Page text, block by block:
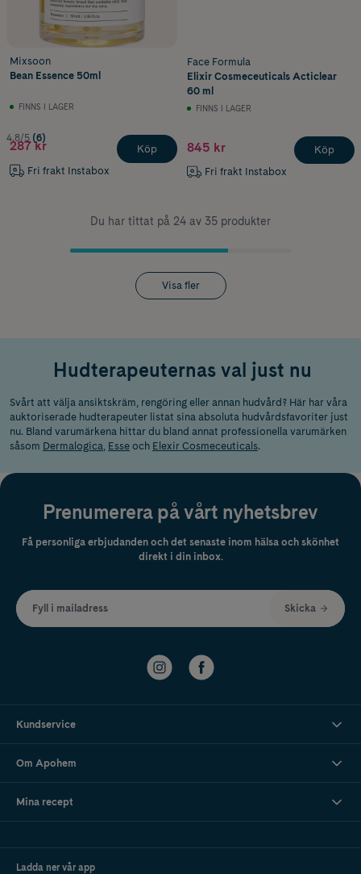
Mixsoon
Bean Essence 50ml
FINNS I LAGER
4.8/5 (6)
287 kr
Fri frakt Instabox
Köp
Face Formula
Elixir Cosmeceuticals Acticlear
60 ml
FINNS I LAGER
845 kr
Fri frakt Instabox
Köp
Du har tittat på 24 av 35 produkter
Visa fler
Hudterapeuternas val just nu
Svårt att välja ansiktskräm, rengöring eller annan hudvård? Här har våra
auktoriserade hudterapeuter listat sina absoluta hudvårdsfavoriter just
nu. Bland varumärkena hittar du bland annat professionella varumärken
såsom Dermalogica Esse och Elexir Cosmeceuticals.
Prenumerera på vårt nyhetsbrev
Få personliga erbjudanden och det senaste inom hälsa och skönhet
direkt i din inbox.
Fyll i mailadress Skicka
Kundservice
Om Apohem
Mina recept
Ladda ner vår app